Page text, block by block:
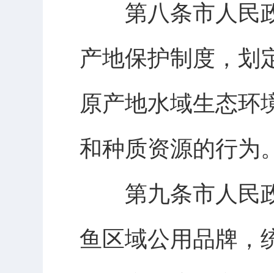
第八条市人民政
产地保护制度，划
原产地水域生态环
和种质资源的行为
第九条市人民政
鱼区域公用品牌，